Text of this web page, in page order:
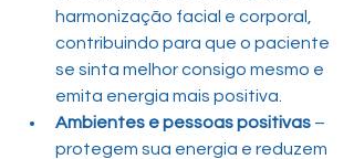
harmonização facial e corporal,
contribuindo para que o paciente
se sinta melhor consigo mesmo e
emita energia mais positiva.
Ambientes e pessoas positivas –
protegem sua energia e reduzem